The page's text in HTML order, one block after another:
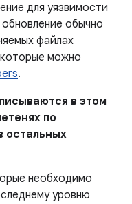
для уязвимости
обычно
файлах
можно
.
в этом
по
остальных
необходимо
уровню